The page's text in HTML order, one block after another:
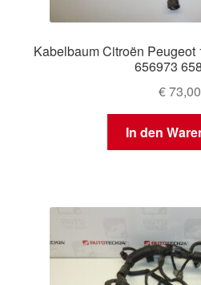
Kabelbaum Citroën
656973
€73,00
In den